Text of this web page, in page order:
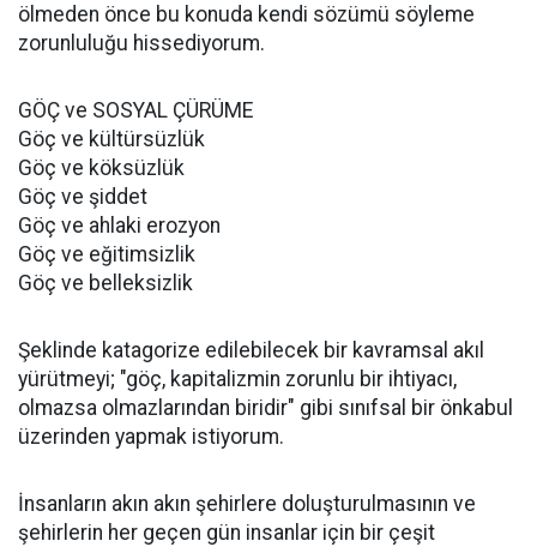
ölmeden önce bu konuda kendi sözümü söyleme
zorunluluğu hissediyorum.
GÖÇ ve SOSYAL ÇÜRÜME
Göç ve kültürsüzlük
Göç ve köksüzlük
Göç ve şiddet
Göç ve ahlaki erozyon
Göç ve eğitimsizlik
Göç ve belleksizlik
Şeklinde katagorize edilebilecek bir kavramsal akıl
yürütmeyi; "göç, kapitalizmin zorunlu bir ihtiyacı,
olmazsa olmazlarından biridir" gibi sınıfsal bir önkabul
üzerinden yapmak istiyorum.
İnsanların akın akın şehirlere doluşturulmasının ve
şehirlerin her geçen gün insanlar için bir çeşit